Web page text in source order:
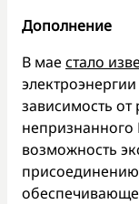
Дополнение
В мае стало
зависимость
непризнанного
возможность
присоединению